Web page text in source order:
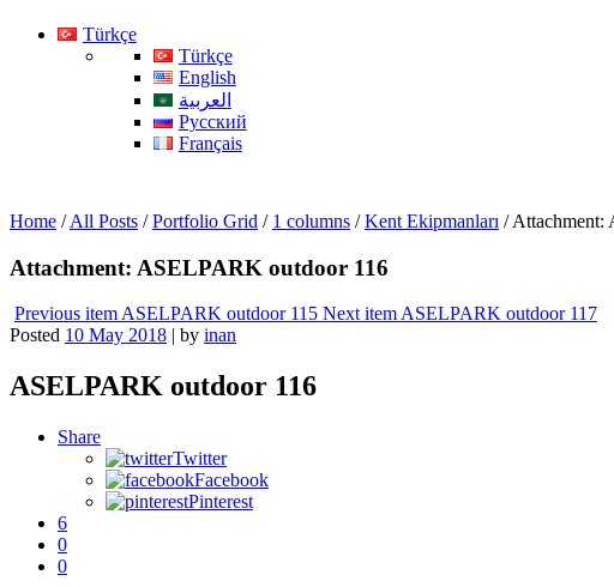
Türkçe
Türkçe
English
العربية
Русский
Français
Home /All Posts /Portfolio Grid / 1 columns /Kent Ekipmanları /Attachment:
Attachment: ASELPARK outdoor 116
Previous itemASELPARK outdoor 115 Next itemASELPARK outdoor 117
Posted 10 May 2018 | by inan
ASELPARK outdoor 116
Share
Twitter
Facebook
Pinterest
6
0
0